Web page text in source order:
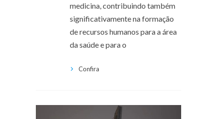
medicina, contribuindo também
significativamente na formação
de recursos humanos para a área
da saúde e para o
Confira